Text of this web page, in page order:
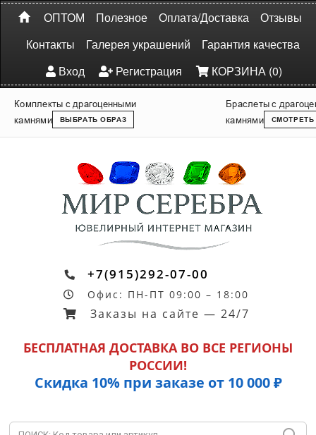
ОПТОМ Полезное Оплата/Доставка
Отзывы
Контакты
Галерея украшений
Гарантия качества
Вход
Регистрация КОРЗИНА (0)
Комплекты с драгоценными
камнями
ВЫБРАТЬ ОБРАЗ
Браслеты с
камнями
СМОТРЕТЬ
+7(915)292-07-00
Офис: ПН-ПТ 09:00 – 18:00
Заказы на сайте — 24/7
БЕСПЛАТНАЯ ДОСТАВКА ВО ВСЕ РЕГИОНЫ
РОССИИ!
Скидка 10% при заказе от 10 000 ₽